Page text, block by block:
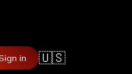
in 🇺🇸